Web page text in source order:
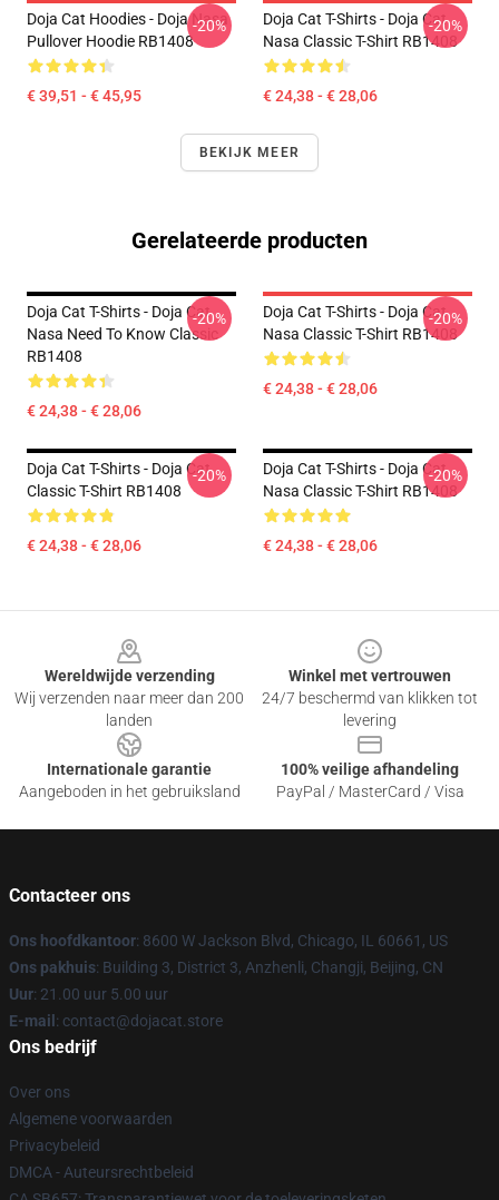
Doja Cat Hoodies - Doja Nasa
Pullover Hoodie RB1408
€ 39,51 - € 45,95
-20%
Doja Cat T-Shirts - Doja Cat
Nasa Classic T-Shirt RB1408
€ 24,38 - € 28,06
-20%
BEKIJK MEER
Gerelateerde producten
Doja Cat T-Shirts - Doja Cat
Nasa Need To Know Classic
RB1408
€ 24,38 - € 28,06
-20%
Doja Cat T-Shirts - Doja Cat
Nasa Classic T-Shirt RB1408
€ 24,38 - € 28,06
-20%
Doja Cat T-Shirts - Doja Cat
Classic T-Shirt RB1408
€ 24,38 - € 28,06
-20%
Doja Cat T-Shirts - Doja Cat
Nasa Classic T-Shirt RB1408
€ 24,38 - € 28,06
-20%
Wereldwijde verzending
Wij verzenden naar meer dan 200
landen
Winkel met vertrouwen
24/7 beschermd van klikken tot
levering
Internationale garantie
Aangeboden in het gebruiksland
100% veilige afhandeling
PayPal / MasterCard / Visa
Contacteer ons
Ons hoofdkantoor: 8600 W Jackson Blvd, Chicago, IL 60661, US
Ons pakhuis: Building 3, District 3, Anzhenli, Changji, Beijing, CN
Uur: 21.00 uur 5.00 uur
E-mail : contact@dojacat.store
Ons bedrijf
Over ons
Algemene voorwaarden
Privacybeleid
DMCA - Auteursrechtbeleid